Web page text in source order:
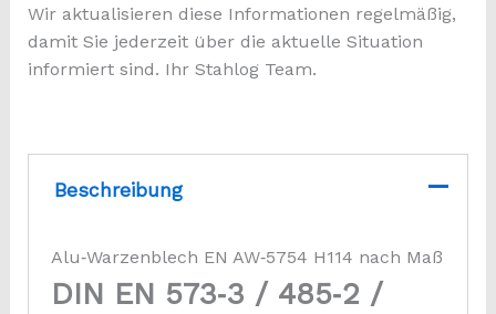
–
Stahlog
Wir aktualisieren diese Informationen regelmäßig,
damit Sie jederzeit über die aktuelle Situation
informiert sind. Ihr Stahlog Team.
Beschreibung
Alu‑Warzenblech EN AW‑5754 H114 nach Maß
DIN EN 573‑3 / 485‑2 /